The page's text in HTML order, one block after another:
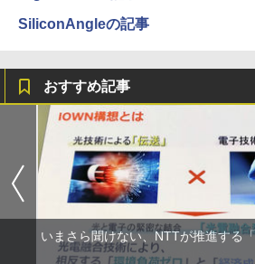
SiliconAngleの記事
おすすめ記事
いまさら聞けない、NTTが推進する